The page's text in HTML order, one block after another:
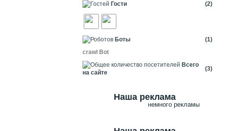
Гости (2)
Боты
(1)
crawl Bot
Всего
на сайте
(3)
Наша реклама
немного рекламы